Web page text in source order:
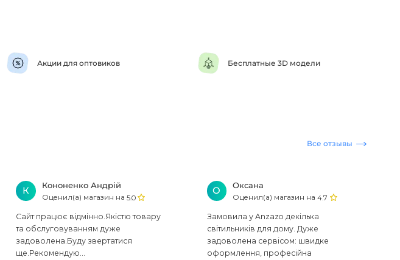
Акции для оптовиков Бесплатные 3D модели
Все отзывы
К
Кононенко Андрій
Оценил(а) магазин на 5.0
Сайт працює відмінно.Якістю товару
та обслуговуванням дуже
задоволена.Буду звертатися
ще.Рекомендую...
О
Оксана
Оценил(а) магазин на4.7
Замовила у Anzazo декілька
світильників для дому. Дуже
задоволена сервісом: швидке
оформлення, професійна